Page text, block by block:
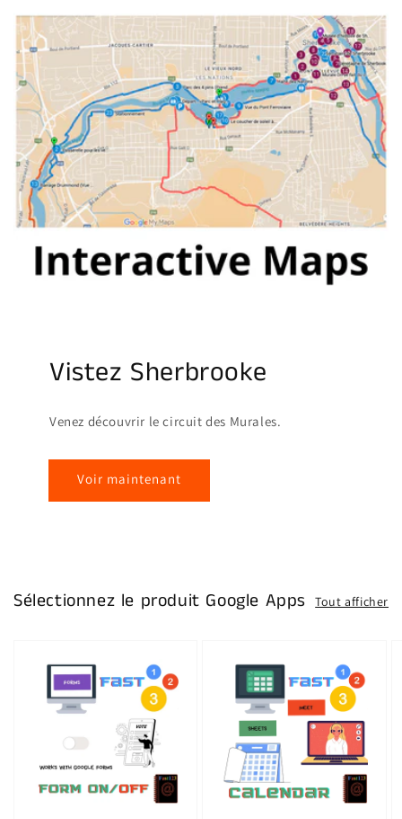
Vistez Sherbrooke
Venez découvrir le circuit des Murales.
Voir maintenant
Sélectionnez le produit Google Apps Tout afficher